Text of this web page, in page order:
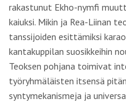
rakastunut Ekho-nymfi
kaiuksi. Mikin ja Rea-Liinan
tanssijoiden esittämiksi
kantakuppilan suosikkeihin
Teoksen pohjana toimivat
työryhmäläisten itsensä
syntymekanismeja ja